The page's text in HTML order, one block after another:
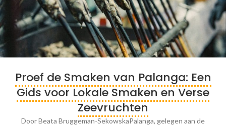
Proef de Smaken van Palanga: Een
Gids voor Lokale Smaken en Verse
Zeevruchten
Door Beata Bruggeman-SekowskaPalanga, gelegen aan de